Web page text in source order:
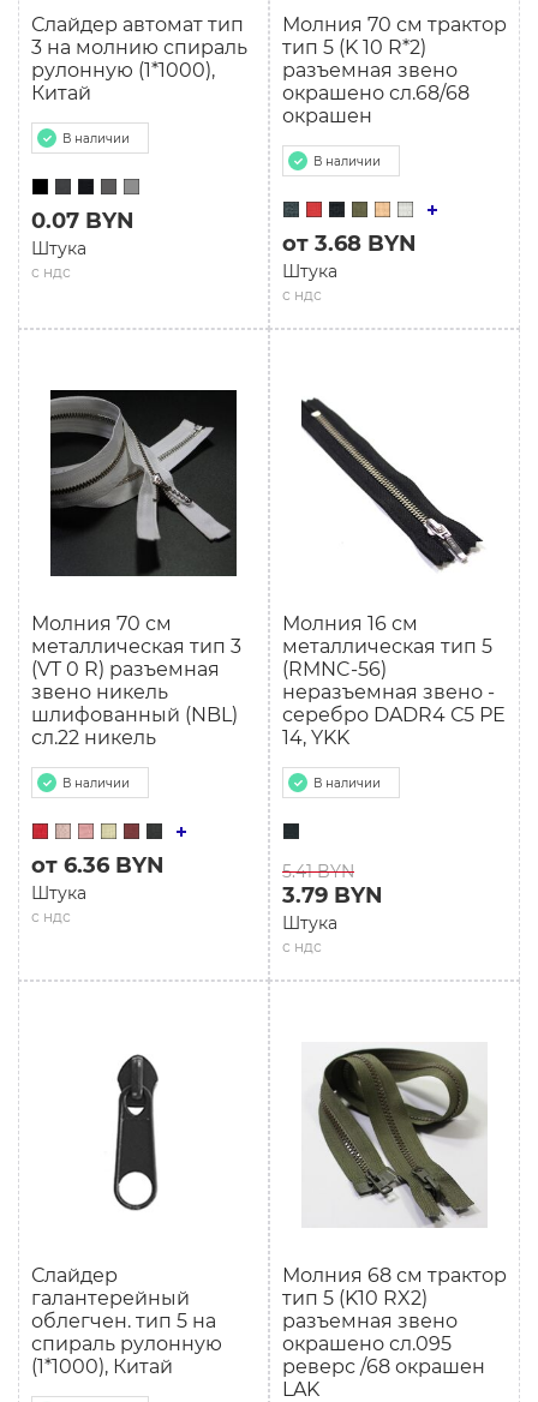
Слайдер автомат тип
3 на молнию спираль
рулонную (1*1000),
Китай
В наличии
с ндс
0.07 BYN
Штука
Молния 70 см трактор
тип 5 (K 10 R*2)
разъемная звено
окрашено сл.68/68
окрашен
В наличии
с ндс
от 3.68 BYN
Штука
Молния 70 см
металлическая тип 3
(VT 0 R) разъемная
звено никель
шлифованный (NBL)
сл.22 никель
В наличии
с ндс
от 6.36 BYN
Штука
Молния 16 см
металлическая тип 5
(RMNC-56)
неразъемная звено -
серебро DADR4 С5 РЕ
14, YKK
В наличии
5.41 BYN
с ндс
3.79 BYN
Штука
Слайдер
галантерейный
облегчен. тип 5 на
спираль рулонную
(1*1000), Китай
Молния 68 см трактор
тип 5 (K10 RX2)
разъемная звено
окрашено сл.095
реверс /68 окрашен
LAK